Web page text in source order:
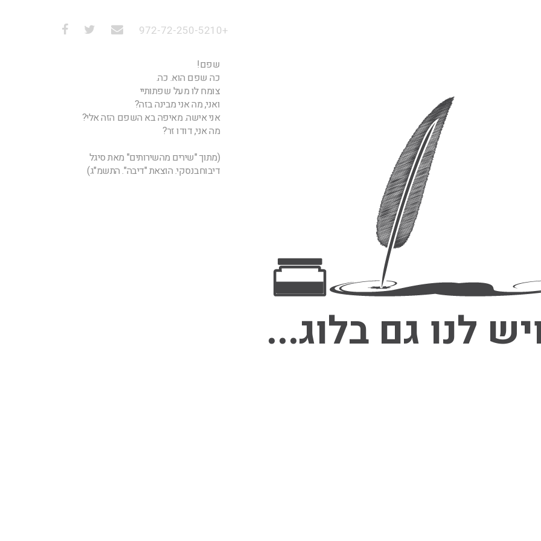
+972-72-250-5210
שפם!
כה שפם הוא. כה.
צומח לו מעל שפתותיי
ואני, מה אני מבינה בזה?
אני אישה. מאיפה בא השפם הזה אלי?
מה אני, דודו זר?
(מתוך "שירים מהשירותים" מאת סיגל
דיבוחבנסקי. הוצאת "דיבה". התשמ"ג)
לנו גם בלוג...